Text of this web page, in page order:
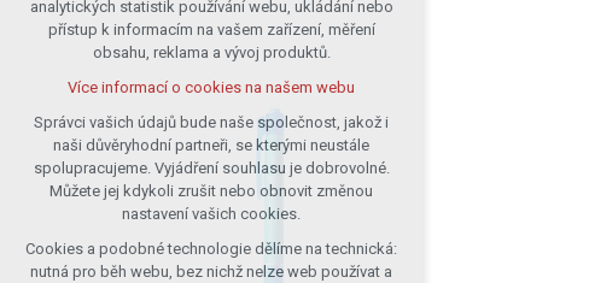
udržení kontextu stránek (session):
případná přihlášení, volby jazyka, apod.
Volitelná cookies
analytická pro anonymizované
vyhodnocení návštěvnosti
marketingová cookies (Google)
Více informací o cookies na našem webu
Přijmout všechny cookies
analytických statistik používání webu, ukládání nebo
přístup k informacím na vašem zařízení, měření
obsahu, reklama a vývoj produktů.
Více informací o cookies na našem webu
Správci vašich údajů bude naše společnost, jakož i
naši důvěryhodní partneři, se kterými neustále
spolupracujeme. Vyjádření souhlasu je dobrovolné.
Můžete jej kdykoli zrušit nebo obnovit změnou
nastavení vašich cookies.
Cookies a podobné technologie dělíme na technická:
nutná pro běh webu, bez nichž nelze web používat a